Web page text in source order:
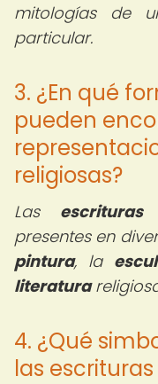
mitologías de
particular.
3. ¿En qué
pueden
religiosas?
Las escrituras
presentes en
pintura, la
literatura
4. ¿Qué
las